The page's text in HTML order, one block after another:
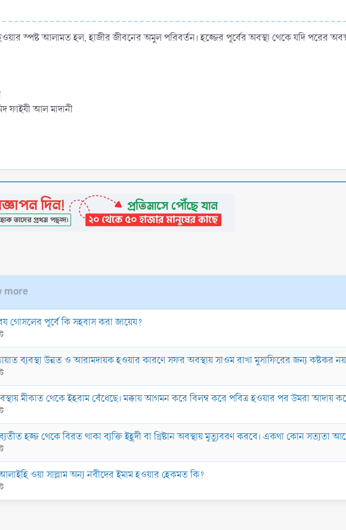
স্পষ্ট আলামত হল, হাজীর জীবনের অমুল পরিবর্তন। হজ্জের পূর্বের অবস্থা থেকে যদি পরের
ফাইযী আল মাদানী
more
গোসলের পূর্বে কি সহবাস করা জায়েয?
ব্যবস্থা উন্নত ও আরামদায়ক হওয়ার কারণে সফর অবস্থায় সাওম রাখা মুসাফিরের জন্য কষ্টকর
মীকাত থেকে ইহরাম বেঁধেছে। মক্কায় আগমন করে বিলম্ব করে পবিত্র হওয়ার পর উমরা আদায়
হজ্জ থেকে বিরত থাকা ব্যক্তি ইহূদী বা খ্রিষ্টান অবস্থায় মৃত্যুবরণ করবে। একথা কোন সত্যতা
আলাইহি ওয়া সাল্লাম অন্য নবীদের ইমাম হওয়ার হেকমত কি?